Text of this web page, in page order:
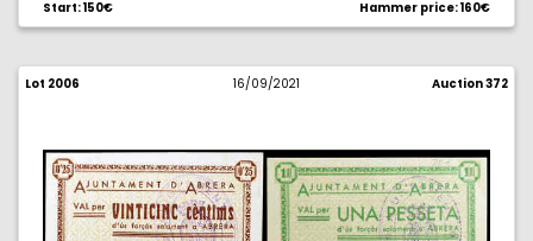
Start: 150€ Hammer price: 160€
Lot 2006 16/09/2021 Auction 372